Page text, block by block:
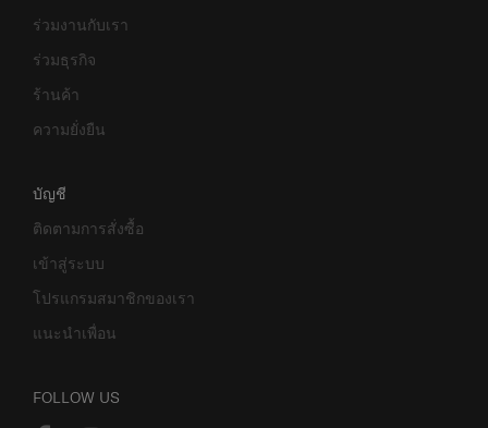
ร่วมงานกับเรา
ร่วมธุรกิจ
ร้านค้า
ความยั่งยืน
บัญชี
ติดตามการสั่งซื้อ
เข้าสู่ระบบ
โปรแกรมสมาชิกของเรา
แนะนำเพื่อน
FOLLOW US